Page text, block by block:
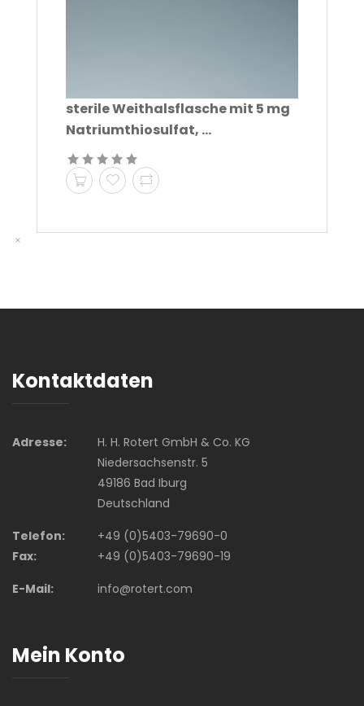
sterile Weithalsflasche mit 5 mg
Natriumthiosulfat, ...
Kontaktdaten
Adresse:
H. H. Rotert GmbH & Co. KG
Niedersachsenstr. 5
49186 Bad Iburg
Deutschland
Telefon:
Fax:
+49 (0)5403-79690-0
+49 (0)5403-79690-19
E-Mail:
info@rotert.com
Mein Konto